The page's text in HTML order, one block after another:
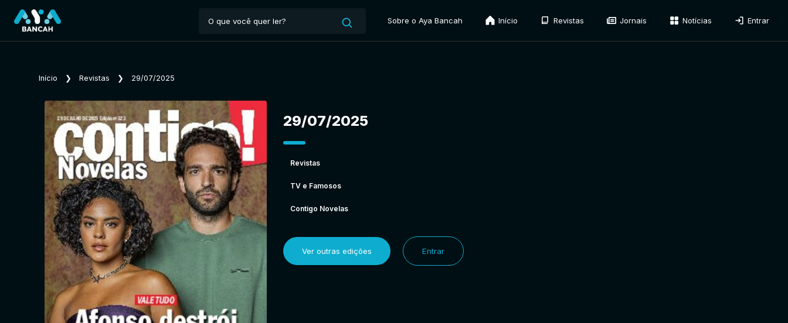
Sobre o Aya Bancah Início Revistas Jornais Notícias Entrar
Início ❯ Revistas ❯ 29/07/2025
29/07/2025
Revistas
TV e Famosos
Contigo Novelas
Ver outras edições Entrar